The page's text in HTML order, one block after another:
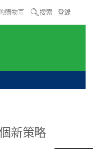
購物車 搜索 登錄
新策略